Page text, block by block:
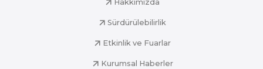
Hakkımızda
Sürdürülebilirlik
Etkinlik ve Fuarlar
Kurumsal Haberler